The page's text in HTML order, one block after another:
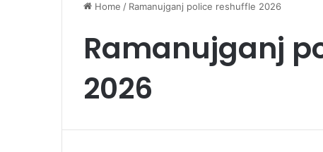
Home / Ramanujganj police reshuffle 2026
Ramanujganj
2026